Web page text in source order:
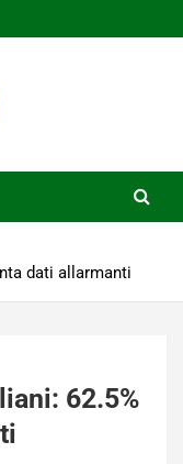
dati allarmanti
62.5%